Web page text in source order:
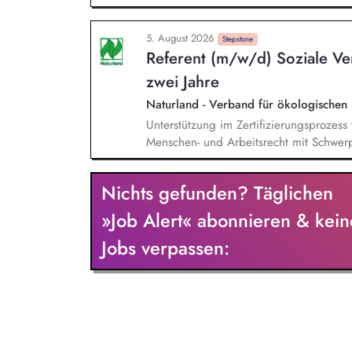
Artikeln und Posts für verschiedene
Kommunikationsplanung in
Enge Zusammenarbeit mit der
klarer politischer Botschaften,
Kommunikationsmaßnahmen, Aktive
5. August 2026 Stepstone
Referent (m/w/d) Soziale
zwei Jahre
Naturland - Verband für ökologischen
Unterstützung im
Menschen- und Arbeitsrecht mit
Analyse und Überprüfung von Audit-
wie Lohnberechnungen,
Qualitätssicherungsbesuchen in
Richtlinien Soziale Verantwortung
Durchführung regionalspezifischer
und Workshops zu Sozialstandards,
Nichts gefunden? Täglichen
»Job Alert« abonnieren &
Jobs verpassen: